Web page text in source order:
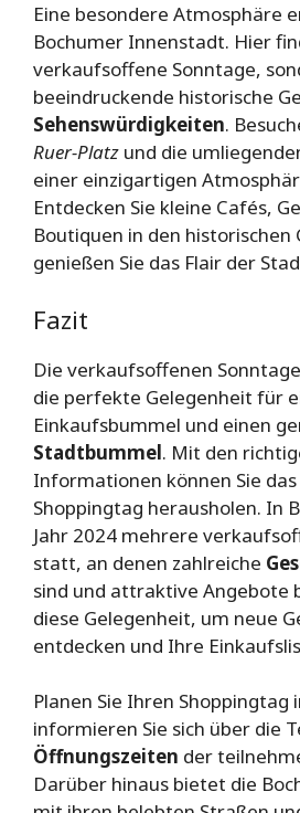
Eine besondere Atmosphäre
Bochumer Innenstadt. Hier
verkaufsoffene Sonntage,
beeindruckende historische
Sehenswürdigkeiten.
Ruer-Platz und die
einer einzigartigen
Entdecken Sie kleine Cafés,
Boutiquen in den historischen
genießen Sie das Flair der
Fazit
Die verkaufsoffenen
die perfekte Gelegenheit für
Einkaufsbummel und einen
Stadtbummel. Mit den
Informationen können Sie
Shoppingtag herausholen. In
Jahr 2024 mehrere
statt, an denen zahlreiche
sind und attraktive Angebote
diese Gelegenheit, um neue
entdecken und Ihre
Planen Sie Ihren Shoppingtag
informieren Sie sich über die
Öffnungszeiten der
Darüber hinaus bietet die